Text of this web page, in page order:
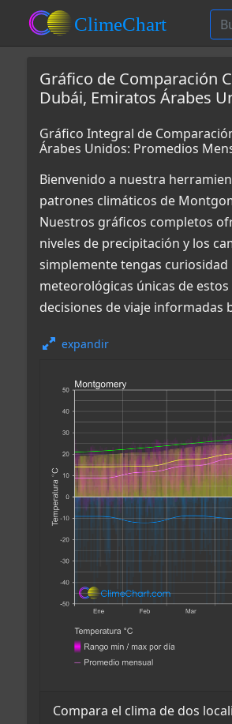
Gráfico de Comparación
Dubái, Emiratos Árabes
Gráfico Integral de
Árabes Unidos: Promedios
Bienvenido a nuestra
patrones climáticos de
Nuestros gráficos completos
niveles de precipitación y los
simplemente tengas
meteorológicas únicas de
decisiones de viaje informadas
expandir
Compara el clima de dos